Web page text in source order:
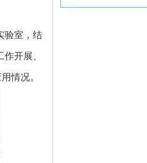
验室，结
开展、
情况。